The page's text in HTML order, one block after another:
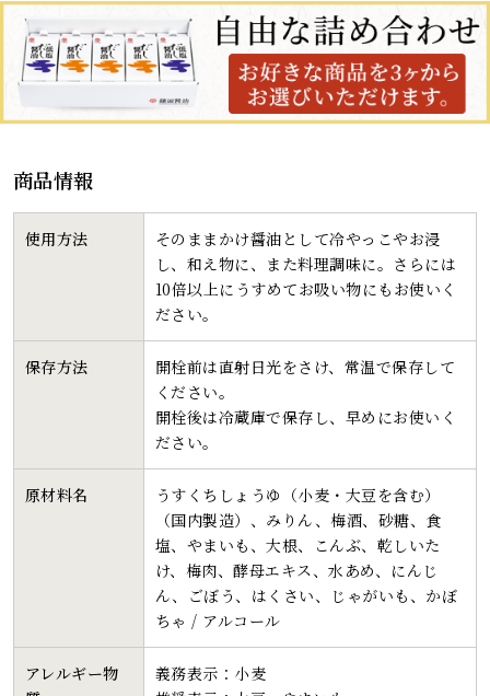
商品情報
使用方法
そのままかけ醤油として冷やっこやお浸
し、和え物に、また料理調味に。さらには
10倍以上にうすめてお吸い物にもお使いく
ださい。
保存方法
開栓前は直射日光をさけ、常温で保存して
ください。
開栓後は冷蔵庫で保存し、早めにお使いく
ださい。
原材料名
うすくちしょうゆ（小麦・大豆を含む）
（国内製造）、みりん、梅酒、砂糖、食
塩、やまいも、大根、こんぶ、乾しいた
け、梅肉、酵母エキス、水あめ、にんじ
ん、ごぼう、はくさい、じゃがいも、かぼ
ちゃ / アルコール
アレルギー物
義務表示：小麦